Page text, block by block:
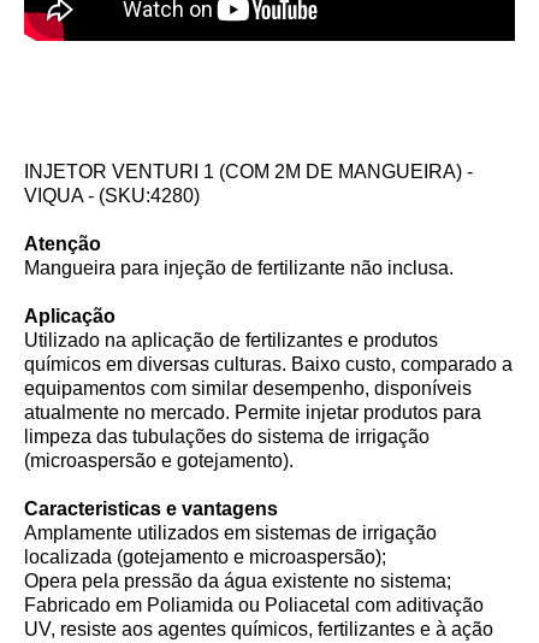
INJETOR VENTURI 1 (COM 2M DE MANGUEIRA) -
VIQUA - (SKU:4280)
Atenção
Mangueira para injeção de fertilizante não inclusa.
Aplicação
Utilizado na aplicação de fertilizantes e produtos
químicos em diversas culturas. Baixo custo, comparado a
equipamentos com similar desempenho, disponíveis
atualmente no mercado. Permite injetar produtos para
limpeza das tubulações do sistema de irrigação
(microaspersão e gotejamento).
Caracteristicas e vantagens
Amplamente utilizados em sistemas de irrigação
localizada (gotejamento e microaspersão);
Opera pela pressão da água existente no sistema;
Fabricado em Poliamida ou Poliacetal com aditivação
UV, resiste aos agentes químicos, fertilizantes e à ação